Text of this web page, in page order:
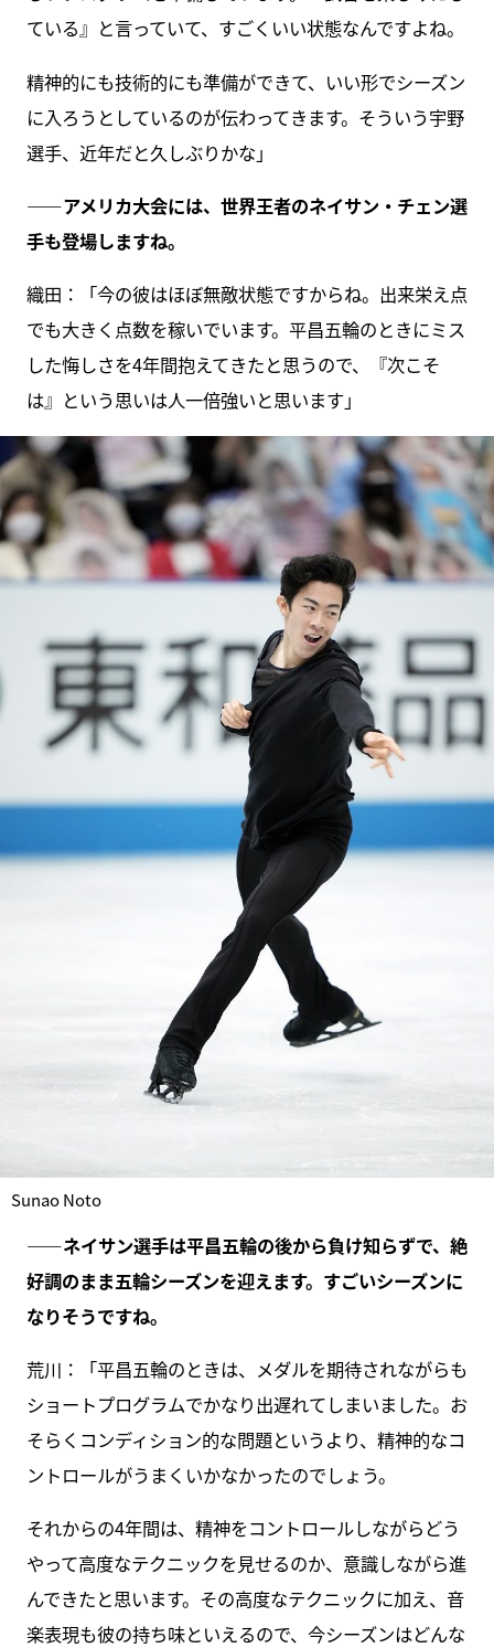
ている』と言っていて、すごくいい状態なんですよね。
精神的にも技術的にも準備ができて、いい形でシーズン
に入ろうとしているのが伝わってきます。そういう宇野
選手、近年だと久しぶりかな」
――アメリカ大会には、世界王者のネイサン・チェン選
手も登場しますね。
織田：「今の彼はほぼ無敵状態ですからね。出来栄え点
でも大きく点数を稼いでいます。平昌五輪のときにミス
した悔しさを4年間抱えてきたと思うので、『次こそ
は』という思いは人一倍強いと思います」
Sunao Noto
――ネイサン選手は平昌五輪の後から負け知らずで、絶
好調のまま五輪シーズンを迎えます。すごいシーズンに
なりそうですね。
荒川：「平昌五輪のときは、メダルを期待されながらも
ショートプログラムでかなり出遅れてしまいました。お
そらくコンディション的な問題というより、精神的なコ
ントロールがうまくいかなかったのでしょう。
それからの4年間は、精神をコントロールしながらどう
やって高度なテクニックを見せるのか、意識しながら進
んできたと思います。その高度なテクニックに加え、音
楽表現も彼の持ち味といえるので、今シーズンはどんな